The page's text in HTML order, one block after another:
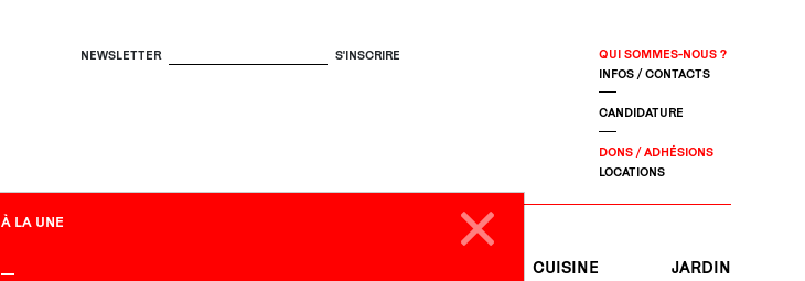
NEWSLETTER
QUI SOMMES-NOUS ?
INFOS / CONTACTS
CANDIDATURE
DONS / ADHÉSIONS
LOCATIONS
CUISINE JARDIN
À LA UNE